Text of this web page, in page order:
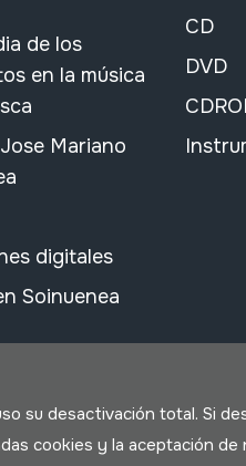
de los
en la música
Mariano
digitales
Soinuenea
CD
DVD
su desactivación total. Si
cookies y la aceptación